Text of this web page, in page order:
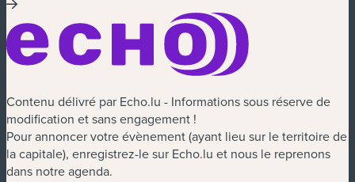
Contenu délivré par Echo.lu - Informations sous réserve de
modification et sans engagement !
Pour annoncer votre évènement (ayant lieu sur le territoire de
la capitale), enregistrez-le sur Echo.lu et nous le reprenons
dans notre agenda.